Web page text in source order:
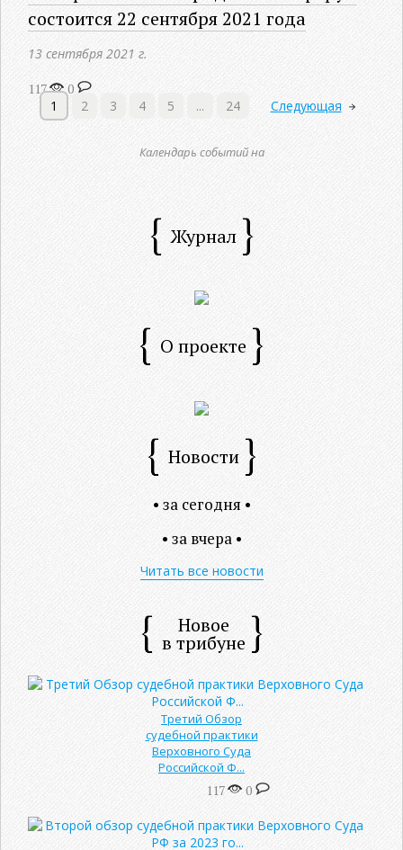
состоится 22 сентября 2021 года
13 сентября 2021 г.
117
0
1
2 3 4 5 ... 24 Следующая
Календарь событий на
Журнал
О проекте
Новости
• за сегодня •
• за вчера •
Читать все новости
Новое
в трибуне
Третий Обзор
судебной практики
Верховного Суда
Российской Ф...
117 0